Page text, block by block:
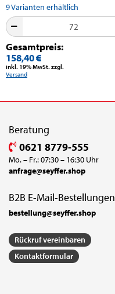
9Varianten erhältlich
Gesamtpreis:
158,40 €
inkl. 19% MwSt. zzgl.
Versand
Beratung
0621 8779-555
Mo. – Fr.: 07:30 – 16:30 Uhr
anfrage@seyffer.shop
B2B E-Mail-Bestellungen
bestellung@seyffer.shop
Rückruf vereinbaren
Kontaktformular